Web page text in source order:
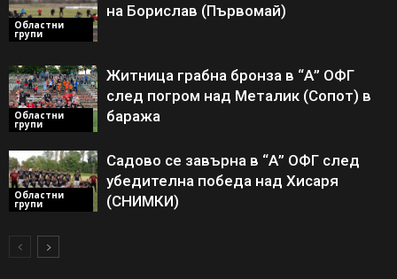
Областни
групи
на Борислав (Първомай)
Областни
групи
Житница грабна бронза в “А” ОФГ
след погром над Металик (Сопот) в
баража
Областни
групи
Садово се завърна в “А” ОФГ след
убедителна победа над Хисаря
(СНИМКИ)